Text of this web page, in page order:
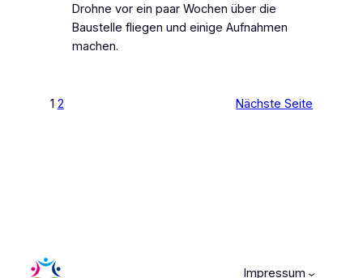
Drohne vor ein paar Wochen über die
Baustelle fliegen und einige Aufnahmen
machen.
1 2 Nächste Seite
Impressum